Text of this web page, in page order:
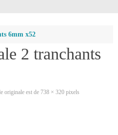
6mm x52
2 tranchants
originale est de 738 × 320 pixels